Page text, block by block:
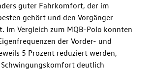
guter Fahrkomfort, der im
gehört und den Vorgänger
Im Vergleich zum MQB-Polo konnten
der Vorder- und
5 Prozent reduziert werden,
deutlich